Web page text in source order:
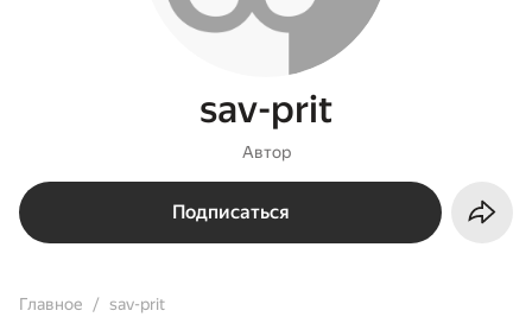
sav-prit
Автор
Подписаться
Главное sav-prit